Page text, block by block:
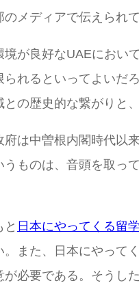
のメディアで伝えられて
境が良好なUAEにおいて
られるといってよいだ
との歴史的な繋がりと
府は中曽根内閣時代以
うものは、音頭を取っ
と 日本にやってくる留
。また、日本にやって
が必要である。そうし